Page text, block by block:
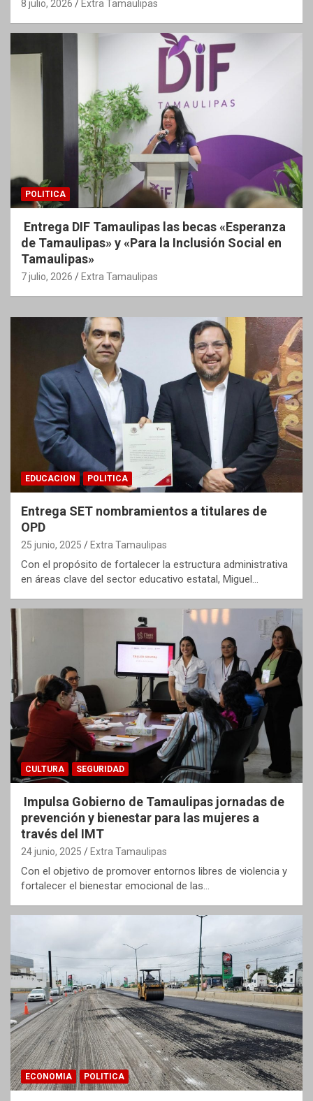
8 julio, 2026 Extra Tamaulipas
POLITICA
Entrega DIF Tamaulipas las becas «Esperanza
de Tamaulipas» y «Para la Inclusión Social en
Tamaulipas»
7 julio, 2026 Extra Tamaulipas
EDUCACION POLITICA
Entrega SET nombramientos a titulares de
OPD
25 junio, 2025 Extra Tamaulipas
Con el propósito de fortalecer la estructura administrativa
en áreas clave del sector educativo estatal, Miguel…
CULTURA SEGURIDAD
Impulsa Gobierno de Tamaulipas jornadas de
prevención y bienestar para las mujeres a
través del IMT
24 junio, 2025 Extra Tamaulipas
Con el objetivo de promover entornos libres de violencia y
fortalecer el bienestar emocional de las…
ECONOMIA POLITICA